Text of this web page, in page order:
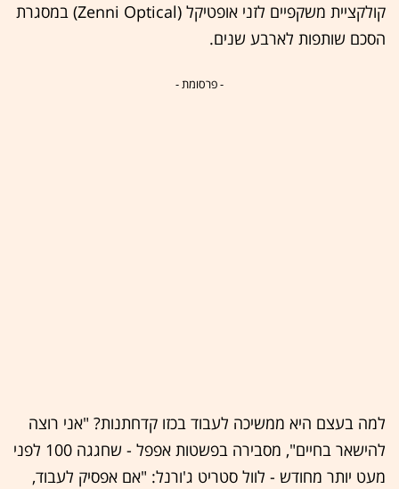
קולקציית משקפיים לזני אופטיקל (Zenni Optical) במסגרת
הסכם שותפות לארבע שנים.
- פרסומת -
למה בעצם היא ממשיכה לעבוד בכזו קדחתנות? "אני רוצה
להישאר בחיים", מסבירה בפשטות אפפל - שחגגה 100 לפני
מעט יותר מחודש - לוול סטריט ג'ורנל: "אם אפסיק לעבוד,